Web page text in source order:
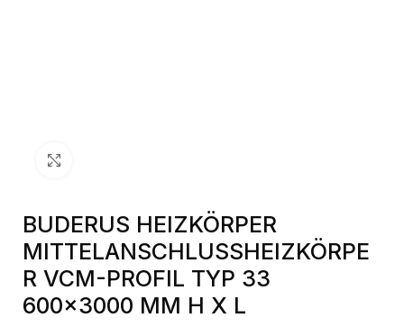
BUDERUS HEIZKÖRPER
MITTELANSCHLUSSHEIZKÖRPE
R VCM-PROFIL TYP 33
600×3000 MM H X L